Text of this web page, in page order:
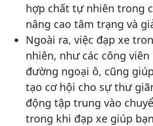
hợp chất tự nhiên trong
nâng cao tâm trạng và
Ngoài ra, việc đạp xe
nhiên, như các công
đường ngoại ô, cũng
tạo cơ hội cho sự thư
động tập trung vào
trong khi đạp xe giúp